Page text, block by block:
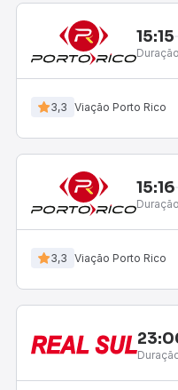
15:15
3,3 Viação Porto Rico
15:16
3,3 Viação Porto Rico